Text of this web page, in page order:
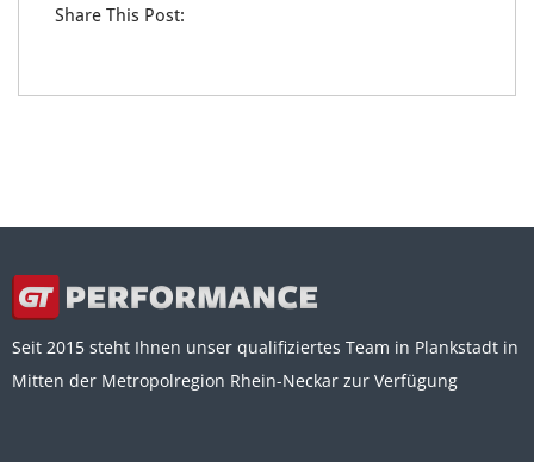
Share This Post:
Seit 2015 steht Ihnen unser qualifiziertes Team in Plankstadt in
Mitten der Metropolregion Rhein-Neckar zur Verfügung